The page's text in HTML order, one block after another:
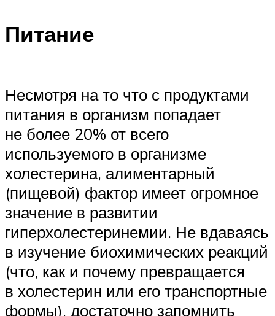
Питание
Несмотря на то что с продуктами
питания в организм попадает
не более 20% от всего
используемого в организме
холестерина, алиментарный
(пищевой) фактор имеет огромное
значение в развитии
гиперхолестеринемии. Не вдаваясь
в изучение биохимических реакций
(что, как и почему превращается
в холестерин или его транспортные
формы), достаточно запомнить